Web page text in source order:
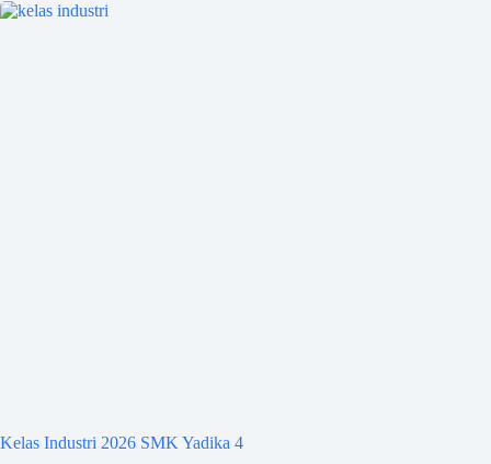
Kelas Industri 2026 SMK Yadika 4